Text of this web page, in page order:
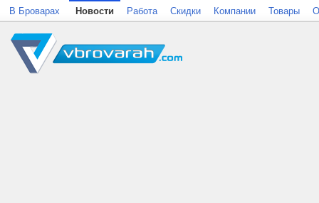
В Броварах Новости Работа Скидки Компании Товары